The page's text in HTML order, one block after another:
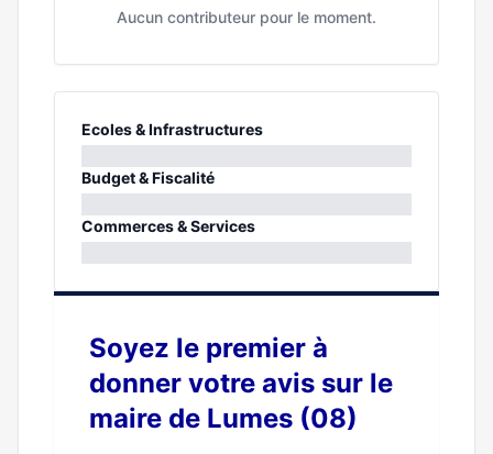
Aucun contributeur pour le moment.
Ecoles & Infrastructures
0%
Budget & Fiscalité
0%
Commerces & Services
Soyez le premier à
donner votre avis sur le
maire de Lumes (08)